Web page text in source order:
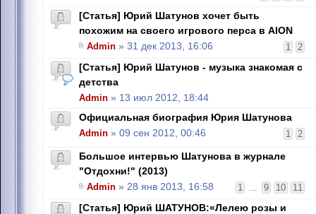
[Статья] Юрий Шатунов хочет быть
похожим на своего игрового перса в AION
1 2
Admin » 31 дек 2013, 16:06
[Статья] Юрий Шатунов - музыка знакомая с
детства
Admin » 13 июл 2012, 18:44
Официальная биография Юрия Шатунова
1 2
Admin » 09 сен 2012, 00:46
Большое интервью Шатунова в журнале
"Отдохни!" (2013)
1 ... 9 10 11
Admin » 28 янв 2013, 16:58
[Статья] Юрий ШАТУНОВ:«Лелею розы и